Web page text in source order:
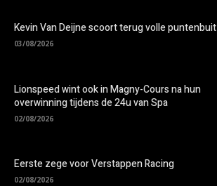
Kevin Van Deijne scoort terug volle puntenbuit
03/08/2026
Lionspeed wint ook in Magny-Cours na hun
overwinning tijdens de 24u van Spa
02/08/2026
Eerste zege voor Verstappen Racing
02/08/2026